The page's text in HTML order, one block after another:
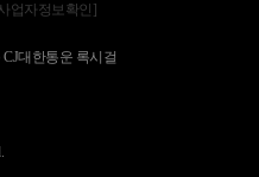
업자정보확인]
대한통운 록시걸